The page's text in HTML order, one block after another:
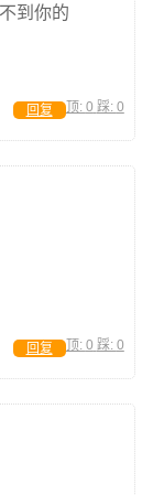
到你的
顶: 0 踩: 0
回复
顶: 0 踩: 0
回复